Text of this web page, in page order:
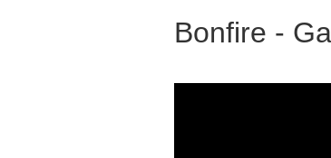
Bonfire -